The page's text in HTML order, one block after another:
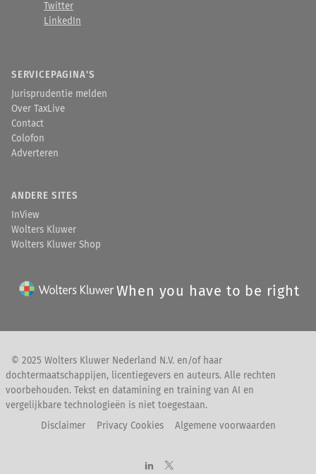
Twitter
LinkedIn
SERVICEPAGINA'S
Jurisprudentie melden
Over TaxLive
Contact
Colofon
Adverteren
ANDERE SITES
InView
Wolters Kluwer
Wolters Kluwer Shop
When you have to be right
© 2025 Wolters Kluwer Nederland N.V. en/of haar
dochtermaatschappijen, licentiegevers en auteurs. Alle rechten
voorbehouden. Tekst en datamining en training van AI en
vergelijkbare technologieën is niet toegestaan.
Disclaimer
Privacy Cookies Algemene voorwaarden